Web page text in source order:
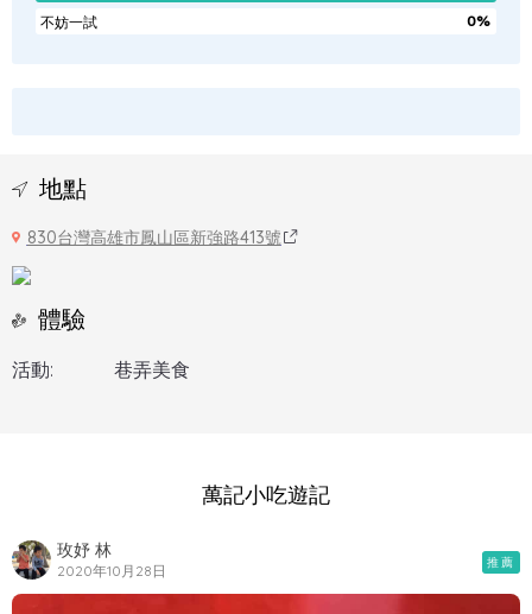
不妨一試
0%
地點
830台灣高雄市鳳山區新強路413號
體驗
活動: 巷弄美食
萬記小吃遊記
玫妤 林
2020年10月28日 推薦